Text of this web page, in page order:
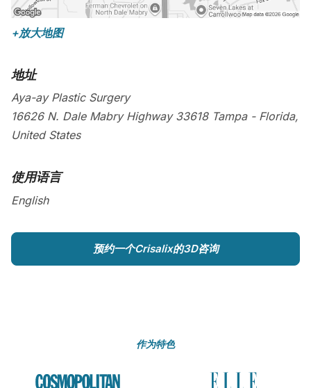
+放大地图
地址
Aya-ay Plastic Surgery
16626 N. Dale Mabry Highway 33618 Tampa- Florida,
United States
使用语言
English
预约一个Crisalix的3D咨询
作为特色